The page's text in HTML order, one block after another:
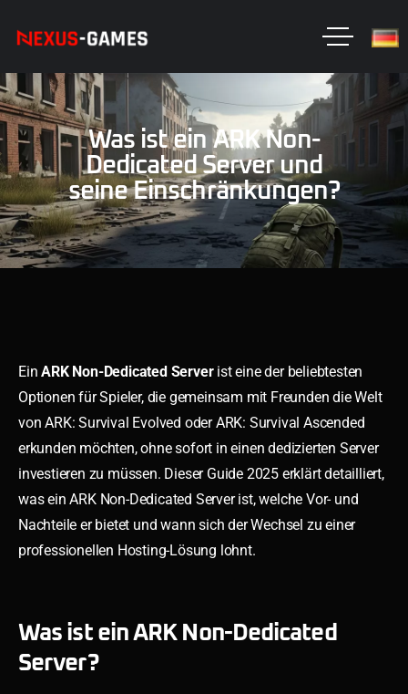
Was ist ein ARK Non-
Dedicated Server und
seine Einschränkungen?
EinARK Non-Dedicated Serverist eine der beliebtesten
Optionen für Spieler, die gemeinsam mit Freunden die Welt
von ARK: Survival Evolved oder ARK: Survival Ascended
erkunden möchten, ohne sofort in einen dedizierten Server
investieren zu müssen. Dieser Guide 2025 erklärt detailliert,
was ein ARK Non-Dedicated Server ist, welche Vor- und
Nachteile er bietet und wann sich der Wechsel zu einer
professionellen Hosting-Lösung lohnt.
Was ist ein ARK Non-Dedicated
Server?